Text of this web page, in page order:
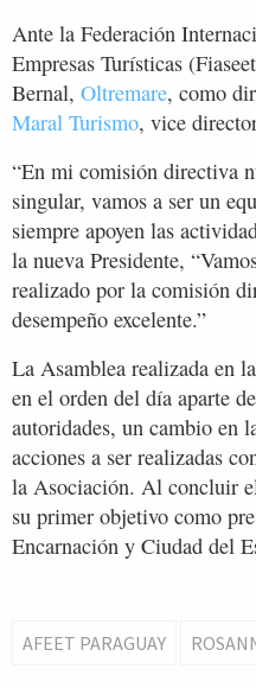
Ante la Federación
Empresas Turísticas
Bernal, Oltremare, como
Maral Turismo, vice
“En mi comisión directiva
singular, vamos a ser un
siempre apoyen las
la nueva Presidente,
realizado por la comisión
desempeño excelente.”
La Asamblea realizada en
en el orden del día aparte
autoridades, un cambio en
acciones a ser realizadas
la Asociación. Al concluir
su primer objetivo como
Encarnación y Ciudad del
AFEET PARAGUAY